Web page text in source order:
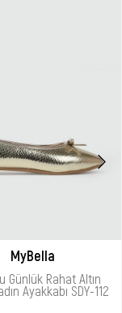
MyBella
Günlük Rahat Altın
Ayakkabı SDY-112